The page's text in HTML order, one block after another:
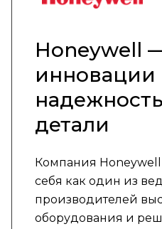
Honeywell
инновации
детали
Компания
себя как один из
производителей
оборудования и